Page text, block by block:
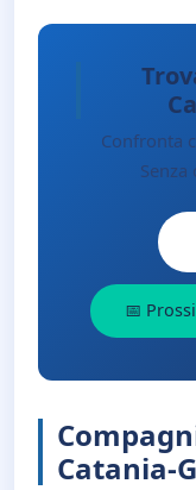
Confronta
📅
Catania-